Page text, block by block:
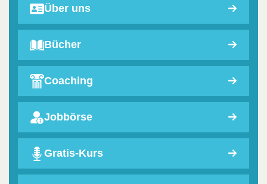
Über uns
Bücher
Coaching
Jobbörse
Gratis-Kurs